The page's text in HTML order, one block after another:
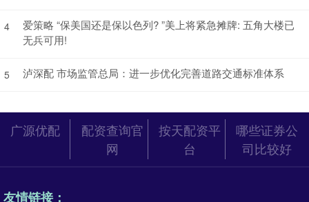
4
爱策略 “保美国还是保以色列? ”美上将紧急摊牌: 五角大楼已
无兵可用!
5 泸深配 市场监管总局：进一步优化完善道路交通标准体系
广源优配
配资查询官
网
按天配资平
台
哪些证券公
司比较好
友情链接：